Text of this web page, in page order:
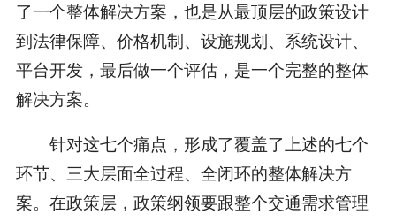
了一个整体解决方案，也是从最顶层的政策设计
到法律保障、价格机制、设施规划、系统设计、
平台开发，最后做一个评估，是一个完整的整体
解决方案。
针对这七个痛点，形成了覆盖了上述的七个
环节、三大层面全过程、全闭环的整体解决方
案。在政策层，政策纲领要跟整个交通需求管理